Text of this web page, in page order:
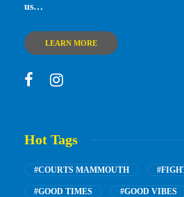
us…
LEARN MORE
Hot Tags
#COURTS MAMMOUTH
#GOOD TIMES #GOOD VIBES